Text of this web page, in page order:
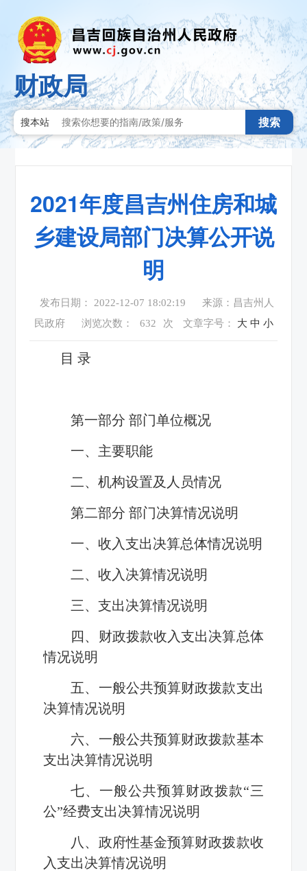
财政局
搜本站 搜索
2021年度昌吉州住房和城
乡建设局部门决算公开说
明
发布日期： 2022-12-07 18:02:19
来源：昌吉州人
民政府
浏览次数： 632 次 文章字号： 大 中 小
目 录
第一部分 部门单位概况
一、主要职能
二、机构设置及人员情况
第二部分 部门决算情况说明
一、收入支出决算总体情况说明
二、收入决算情况说明
三、支出决算情况说明
四、财政拨款收入支出决算总体
情况说明
五、一般公共预算财政拨款支出
决算情况说明
六、一般公共预算财政拨款基本
支出决算情况说明
七、一般公共预算财政拨款“三
公”经费支出决算情况说明
八、政府性基金预算财政拨款收
入支出决算情况说明